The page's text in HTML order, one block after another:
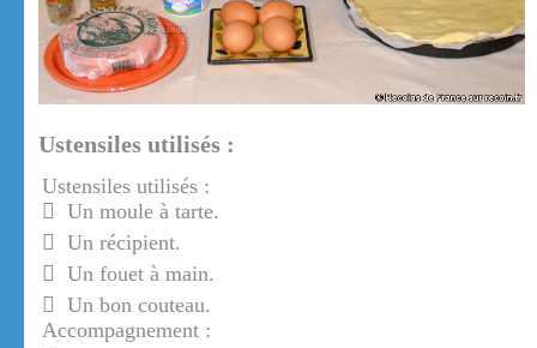
Ustensiles utilisés :
Ustensiles utilisés :
Un moule à tarte.
Un récipient.
Un fouet à main.
Un bon couteau.
Accompagnement :